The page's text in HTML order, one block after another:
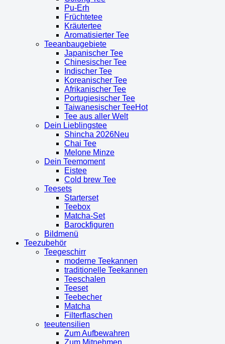
Pu-Erh
Früchtetee
Kräutertee
Aromatisierter Tee
Teeanbaugebiete
Japanischer Tee
Chinesischer Tee
Indischer Tee
Koreanischer Tee
Afrikanischer Tee
Portugiesischer Tee
Taiwanesischer Tee
Tee aus aller Welt
Dein Lieblingstee
Shincha 2026
Chai Tee
Melone Minze
Dein Teemoment
Eistee
Cold brew Tee
Teesets
Starterset
Teebox
Matcha-Set
Barockfiguren
Bildmenü
Teezubehör
Teegeschirr
moderne Teekannen
traditionelle Teekannen
Teeschalen
Teeset
Teebecher
Matcha
Filterflaschen
teeutensilien
Zum Aufbewahren